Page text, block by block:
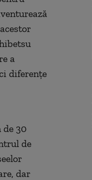
a
diferențe
de 30
de
dar